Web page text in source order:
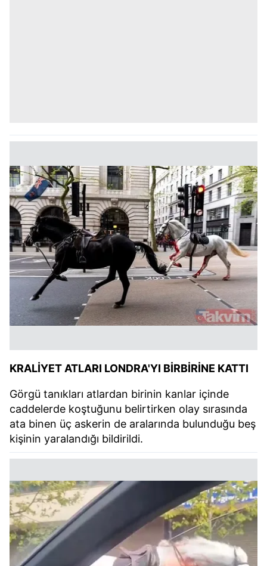
KRALİYET ATLARI LONDRA'YI BİRBİRİNE KATTI
Görgü tanıkları atlardan birinin kanlar içinde
caddelerde koştuğunu belirtirken olay sırasında
ata binen üç askerin de aralarında bulunduğu beş
kişinin yaralandığı bildirildi.